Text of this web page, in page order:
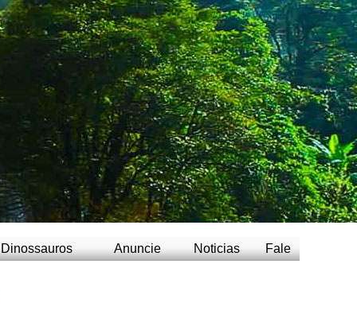
Dinossauros Anuncie Noticias Fale